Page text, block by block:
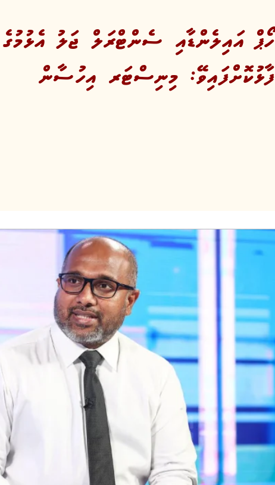
ފާޅުކޮށްފައިވޭ: މިނިސްޓަރ އިހުސާން